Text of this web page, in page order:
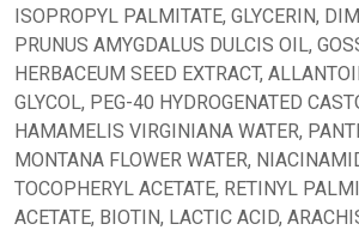
ISOPROPYL PALMITATE, GLYCERIN,
PRUNUS AMYGDALUS DULCIS OIL,
HERBACEUM SEED EXTRACT,
GLYCOL, PEG-40 HYDROGENATED
HAMAMELIS VIRGINIANA WATER,
MONTANA FLOWER WATER,
TOCOPHERYL ACETATE, RETINYL
ACETATE, BIOTIN, LACTIC ACID,